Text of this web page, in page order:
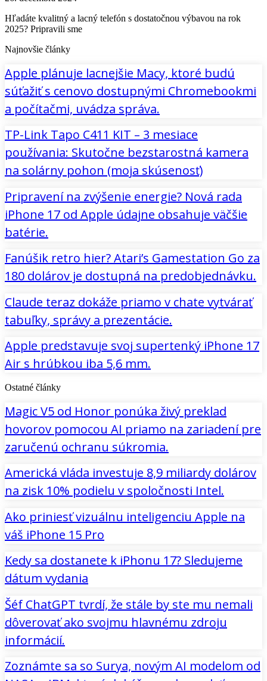
Hľadáte kvalitný a lacný telefón s dostatočnou výbavou na rok
2025? Pripravili sme
Najnovšie články
Apple plánuje lacnejšie Macy, ktoré budú
súťažiť s cenovo dostupnými Chromebookmi
a počítačmi, uvádza správa.
TP-Link Tapo C411 KIT – 3 mesiace
používania: Skutočne bezstarostná kamera
na solárny pohon (moja skúsenosť)
Pripravení na zvýšenie energie? Nová rada
iPhone 17 od Apple údajne obsahuje väčšie
batérie.
Fanúšik retro hier? Atari’s Gamestation Go za
180 dolárov je dostupná na predobjednávku.
Claude teraz dokáže priamo v chate vytvárať
tabuľky, správy a prezentácie.
Apple predstavuje svoj supertenký iPhone 17
Air s hrúbkou iba 5,6 mm.
Ostatné články
Magic V5 od Honor ponúka živý preklad
hovorov pomocou AI priamo na zariadení pre
zaručenú ochranu súkromia.
Americká vláda investuje 8,9 miliardy dolárov
na zisk 10% podielu v spoločnosti Intel.
Ako priniesť vizuálnu inteligenciu Apple na
váš iPhone 15 Pro
Kedy sa dostanete k iPhonu 17? Sledujeme
dátum vydania
Šéf ChatGPT tvrdí, že stále by ste mu nemali
dôverovať ako svojmu hlavnému zdroju
informácií.
Zoznámte sa so Surya, novým AI modelom od